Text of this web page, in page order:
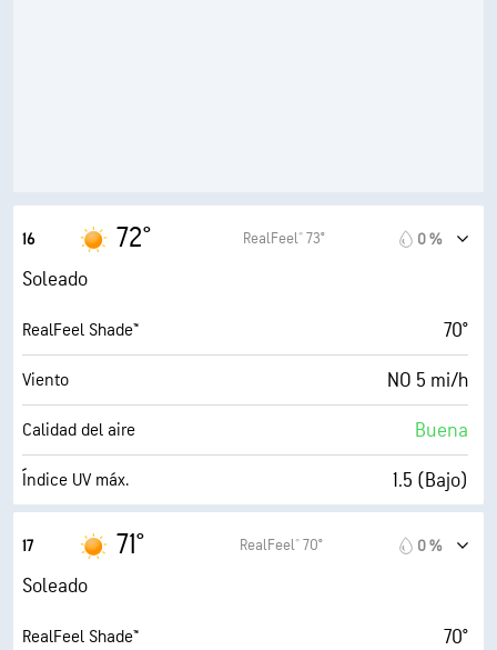
Techo de nubes 30000 ft
16 72° RealFeel® 73° 0 %
Soleado
RealFeel Shade™ 70°
Viento NO 5 mi/h
Calidad del aire Buena
Índice UV máx. 1.5 (Bajo)
Humedad
Punto de rocío 48° F
17 71° RealFeel® 70° 0 %
Soleado
RealFeel Shade™ 70°